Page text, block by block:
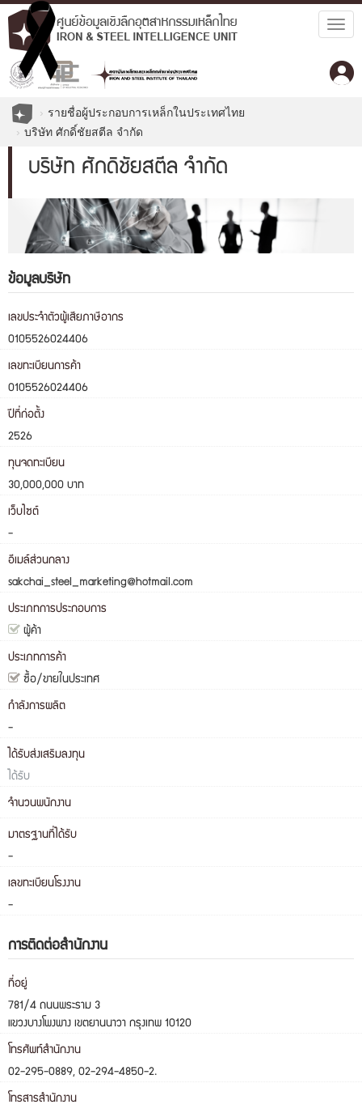
รายชื่อผู้ประกอบการเหล็กในประเทศไทย
บริษัท ศักดิ์ชัยสตีล จำกัด
บริษัท ศักดิ์ชัยสตีล จำกัด
ข้อมูลบริษัท
เลขประจำตัวผู้เสียภาษีอากร
0105526024406
เลขทะเบียนการค้า
0105526024406
ปีที่ก่อตั้ง
2526
ทุนจดทะเบียน
30,000,000 บาท
เว็บไซต์
-
อีเมล์ส่วนกลาง
sakchai_steel_marketing@hotmail.com
ประเภทการประกอบการ
ผู้ค้า
ประเภทการค้า
ซื้อ/ขายในประเทศ
กำลังการผลิต
-
ได้รับส่งเสริมลงทุน
ได้รับ
จำนวนพนักงาน
มาตรฐานที่ได้รับ
-
เลขทะเบียนโรงงาน
-
การติดต่อสำนักงาน
ที่อยู่
781/4 ถนนพระราม 3
แขวงบางโพงพาง เขตยานนาวา กรุงเทพ 10120
โทรศัพท์สำนักงาน
02-295-0889, 02-294-4850-2.
โทรสารสำนักงาน